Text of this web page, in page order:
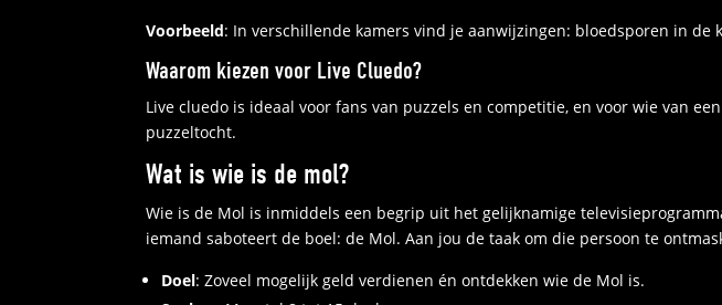
Voorbeeld: In verschillende kamers vind je aanwijzingen: bloedsporen in
Waarom kiezen voor Live Cluedo?
Live cluedo is ideaal voor fans van puzzels en competitie, en voor wie van
puzzeltocht.
Wat is wie is de mol?
Wie is de Mol is inmiddels een begrip uit het gelijknamige
iemand saboteert de boel: de Mol. Aan jou de taak om die persoon te
Doel: Zoveel mogelijk geld verdienen én ontdekken wie de Mol is.